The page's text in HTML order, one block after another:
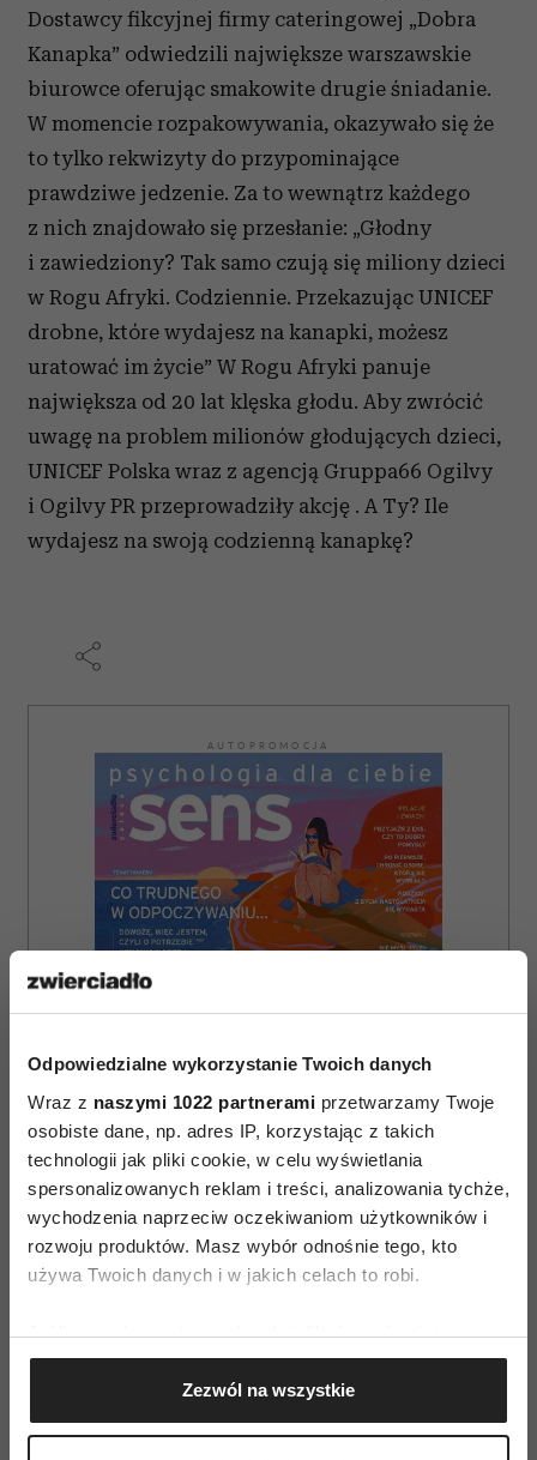
Odpowiedzialne wykorzystanie Twoich danych
Wraz z naszymi 1022 partnerami przetwarzamy Twoje
osobiste dane, np. adres IP, korzystając z takich
technologii jak pliki cookie, w celu wyświetlania
spersonalizowanych reklam i treści, analizowania tychże,
wychodzenia naprzeciw oczekiwaniom użytkowników i
rozwoju produktów. Masz wybór odnośnie tego, kto
używa Twoich danych i w jakich celach to robi.
Jeśli wyrazisz na to zgodę, chcielibyśmy również:
Gromadzić dane dotyczące Twojej lokalizacji
geograficznej z dokładnością nawet do kilku metrów
Identyfikować Twoje urządzenie, aktywnie
Zezwól na wszystkie
Dostawcy fikcyjnej firmy cateringowej „Dobra
Kanapka” odwiedzili największe warszawskie
biurowce oferując smakowite drugie śniadanie.
W momencie rozpakowywania, okazywało się że
to tylko rekwizyty do przypominające
prawdziwe jedzenie. Za to wewnątrz każdego
z nich znajdowało się przesłanie: „Głodny
i zawiedziony? Tak samo czują się miliony dzieci
w Rogu Afryki. Codziennie. Przekazując UNICEF
drobne, które wydajesz na kanapki, możesz
uratować im życie” W Rogu Afryki panuje
największa od 20 lat klęska głodu. Aby zwrócić
uwagę na problem milionów głodujących dzieci,
UNICEF Polska wraz z agencją Gruppa66 Ogilvy
i Ogilvy PR przeprowadziły akcję . A Ty? Ile
wydajesz na swoją codzienną kanapkę?
AUTOPROMOCJA
ZAMÓW
WYDANIE DRUKOWANE